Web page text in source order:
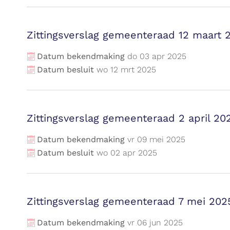
Zittingsverslag gemeenteraad 12 maart
Datum bekendmaking do 03 apr 2025
Datum besluit wo 12 mrt 2025
Zittingsverslag gemeenteraad 2 april
Datum bekendmaking vr 09 mei 2025
Datum besluit wo 02 apr 2025
Zittingsverslag gemeenteraad 7 mei
Datum bekendmaking vr 06 jun 2025